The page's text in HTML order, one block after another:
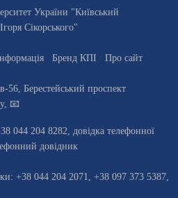
України "Київський
Сікорського"
Бренд КПІ
Про сайт
-56, Берестейський проспект
, 📧
044 204 8282 , довiдка телефонної
довідник
+38 044 204 2071, +38 097 373 5387,